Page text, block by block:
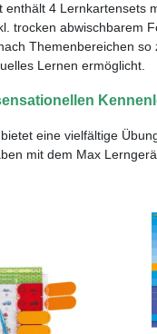
enthält 4 Lernkartensets
trocken abwischbarem
Themenbereichen
Lernen ermöglicht.
eine vielfältige
mit dem Max